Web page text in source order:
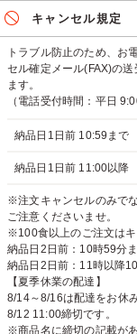
キャンセル規定
トラブル防止のため、お
セル確定メール(FAX)の
ます。
（電話受付時間：平日
納品日1日前 10:59まで
納品日1日前 11:00以降
※注文キャンセルのみで
ご注意くださいませ。
※100食以上のご注文はキ
納品日2日前：10時59分
納品日2日前：11時以降
【夏季休業の配達】
8/14～8/16は配達をお休
8/12 11:00締切です。
※商品名に締切の記載が